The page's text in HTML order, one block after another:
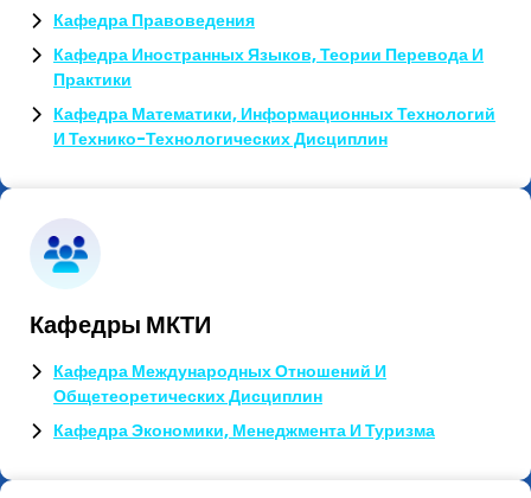
Кафедра Правоведения
Кафедра Иностранных Языков, Теории Перевода И
Практики
Кафедра Математики, Информационных Технологий
И Технико-Технологических Дисциплин
Кафедры МКТИ
Кафедра Международных Отношений И
Общетеоретических Дисциплин
Кафедра Экономики, Менеджмента И Туризма